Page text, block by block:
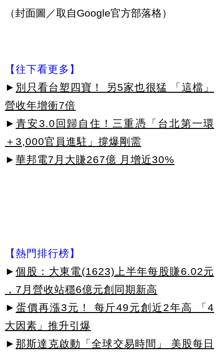
（封面圖／取自Google官方部落格）
【往下看更多】
► 別只看台塑四寶！ 另5家也很猛 「這檔」
營收年增衝7倍
► 青安3.0回歸自住！三重憑「台北第一環
＋3,000官員進駐」撐爆剛需
► 華邦電7月大賺267億 月增近30%
【熱門排行榜】
► 個股：大東電(1623)上半年每股賺6.02元
，7月營收站穩6億元創同期新高
► 蛋價再漲3元！ 每斤49元創近2年高 「4
大因素」推升引爆
► 那斯達克啟動「全球交易時間」 美股每日